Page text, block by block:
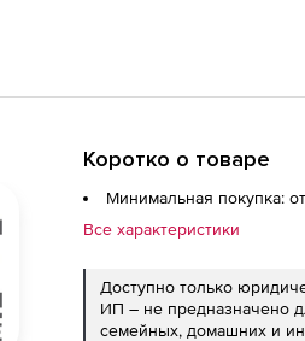
Коротко о товаре
Минимальная покупка:
Все характеристики
Доступно только
ИП – не предназначено
семейных, домашних и